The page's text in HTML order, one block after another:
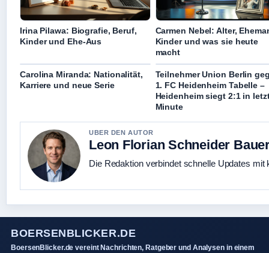
Irina Pilawa: Biografie, Beruf,
Kinder und Ehe-Aus
Carmen Nebel: Alter,
Kinder und was sie heute
macht
Carolina Miranda: Nationalität,
Karriere und neue Serie
Teilnehmer Union Berlin
1. FC Heidenheim Tabelle –
Heidenheim siegt 2:1 in
Minute
UBER DEN AUTOR
Leon Florian Schneider
Die Redaktion verbindet schnelle Updates mit
BOERSENBLICKER.DE
BoersenBlicker.de vereint Nachrichten, Ratgeber und Analysen in einem